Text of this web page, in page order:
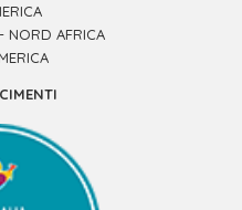
NORD AFRICA